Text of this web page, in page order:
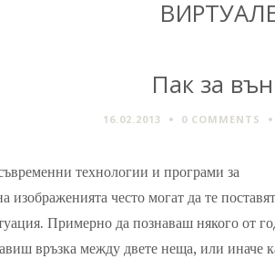
Пак за
16.02.2013 0 COMMENTS
технологии и програми за
изображенията често могат да те
Примерно да познаваш някого от
връзка между двете неща, или иначе